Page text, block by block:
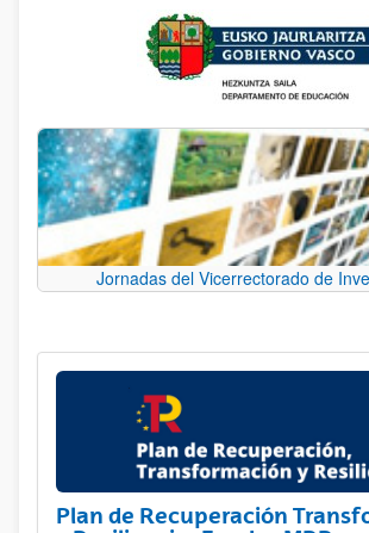
Jornadas del Vicerrectorado de
Plan de Recuperación